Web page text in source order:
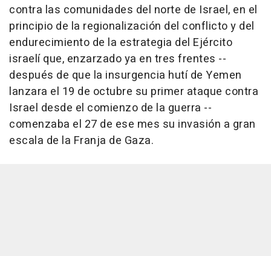
contra las comunidades del norte de Israel, en el
principio de la regionalización del conflicto y del
endurecimiento de la estrategia del Ejército
israelí que, enzarzado ya en tres frentes --
después de que la insurgencia hutí de Yemen
lanzara el 19 de octubre su primer ataque contra
Israel desde el comienzo de la guerra --
comenzaba el 27 de ese mes su invasión a gran
escala de la Franja de Gaza.